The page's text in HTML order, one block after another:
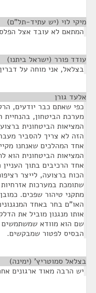
מיקי לוי (יש עתיד-תל"ם)
המתאם לא עובד אצל
עודד פורר (ישראל ביתנו)
בצלאל, אני מוחה על
אלעד גורן
כפי שאתם כבר יודעים,
מערכת הביטחון,
המציאות הביטחונית
הזה לא צריך להסביר
אחד המהלכים שאנחנו
המציאות הביטחונית הוא
אחד הרכיבים בתוך
הכוח ברצועה, לייצר
שתומכת במערכות אזרחיות
מתקני טיהור שפכים.
האו"ם בחר באחד
אותו מנגנון מוביל את
שם הוא מוודא
הבסיס לפטור שמבקשים.
בצלאל סמוטריץ' (ימינה)
יש הרבה מאוד ארגונים